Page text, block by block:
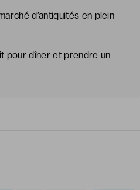
d’antiquités en plein
pour dîner et prendre un